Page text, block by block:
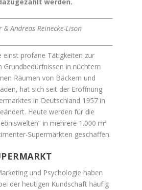
& Andreas Reinecke-Lison
einst profane Tätigkeiten zur
Grundbedürfnissen in nüchtern
Räumen von Bäckern und
hat sich seit der Eröffnung
in Deutschland 1957 in
Heute werden für die
in mehrere 1.000 m²
Supermärkten geschaffen.
und Psychologie haben
der heutigen Kundschaft häufig